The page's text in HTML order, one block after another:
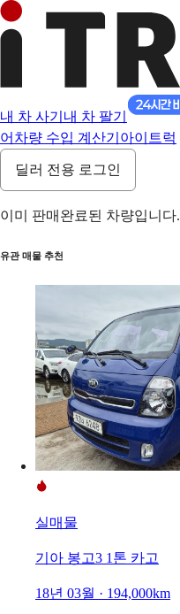
내 차 사기 내 차 팔기
어 차량 수입 계산기 아이트럭
딜러 전용 로그인
이미 판매완료된 차량입니다.
유관 매물 추천
실매물
기아 봉고3 1톤 카고
18년 03월 · 194,000km